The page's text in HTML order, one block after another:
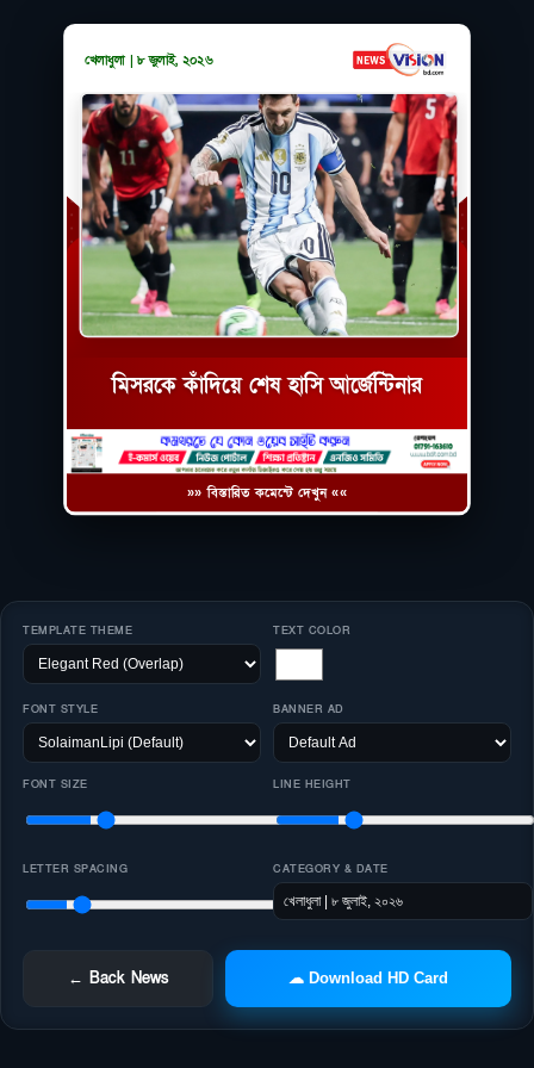
খেলাধুলা | ৮ জুলাই, ২০২৬
মিসরকে কাঁদিয়ে শেষ হাসি আর্জেন্টিনার
»» বিস্তারিত কমেন্টে দেখুন ««
TEMPLATE THEME TEXT COLOR
FONT STYLE BANNER AD
FONT SIZE LINE HEIGHT
LETTER SPACING CATEGORY & DATE
← Back News ☁ Download HD Card